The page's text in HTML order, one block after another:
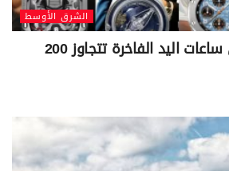
الشرق الأوسط
ثروة محمد صلاح من ساعات اليد الفاخرة تتجاوز 200